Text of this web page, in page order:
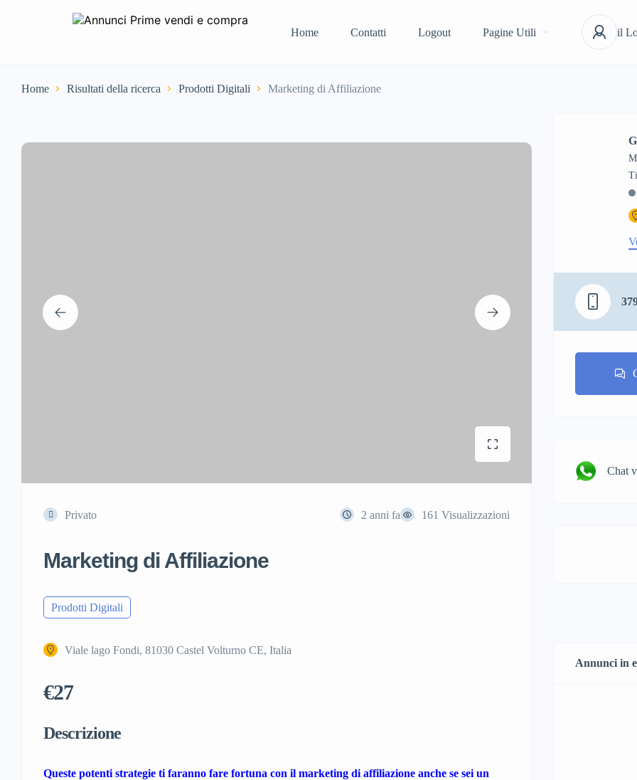
Home Contatti Logout Pagine Utili il
Home Risultati della ricerca Prodotti Digitali Marketing di Affiliazione
Privato 2 anni fa 161 Visualizzazioni
Marketing di Affiliazione
Prodotti Digitali
Viale lago Fondi, 81030 Castel Volturno CE, Italia
€27
Descrizione
Queste potenti strategie ti faranno fare fortuna con il marketing di affiliazione anche se sei un
Chat
Annunci in